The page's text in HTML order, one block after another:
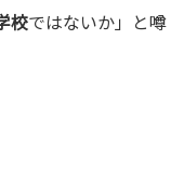
校ではないか」と噂